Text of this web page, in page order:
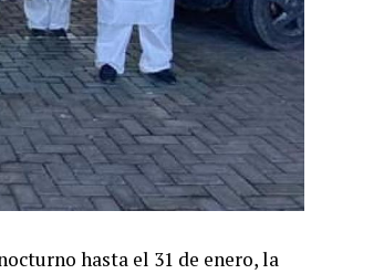
hasta el 31 de enero, la